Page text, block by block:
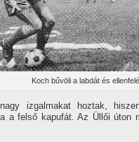
Koch bűvöli a labdát és
izgalmakat hoztak,
a felső kapufát. Az Üllői úton